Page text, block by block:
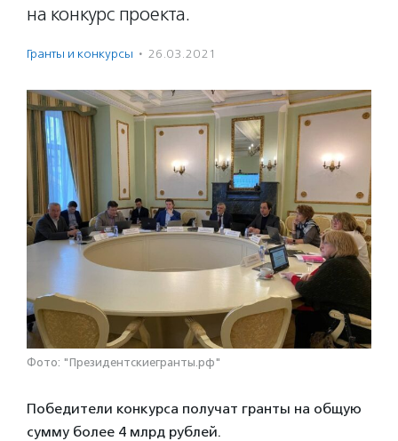
на конкурс проекта.
Гранты и конкурсы · 26.03.2021
Фото: "Президентскиегранты.рф"
Победители конкурса получат гранты на общую
сумму более 4 млрд рублей.